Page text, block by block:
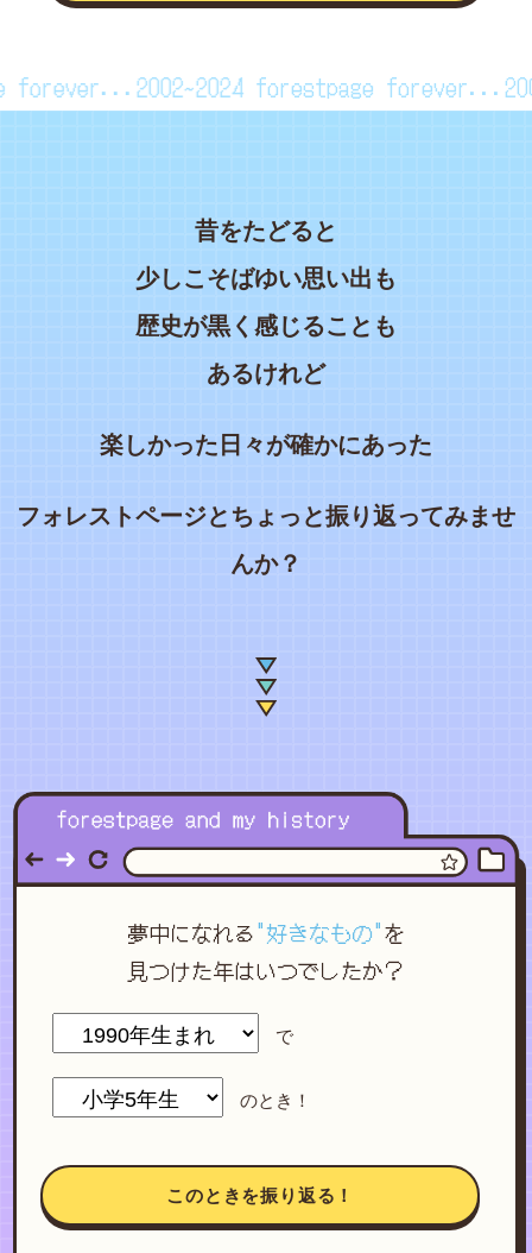
forever...2002~2024 forestpage
昔をたどると
少しこそばゆい思い出も
歴史が黒く感じることも
あるけれど
楽しかった日々が確かにあった
フォレストページとちょっと振り返ってみませ
んか？
夢中になれる"好きなもの"を
見つけた年はいつでしたか？
で
のとき！
このときを振り返る！